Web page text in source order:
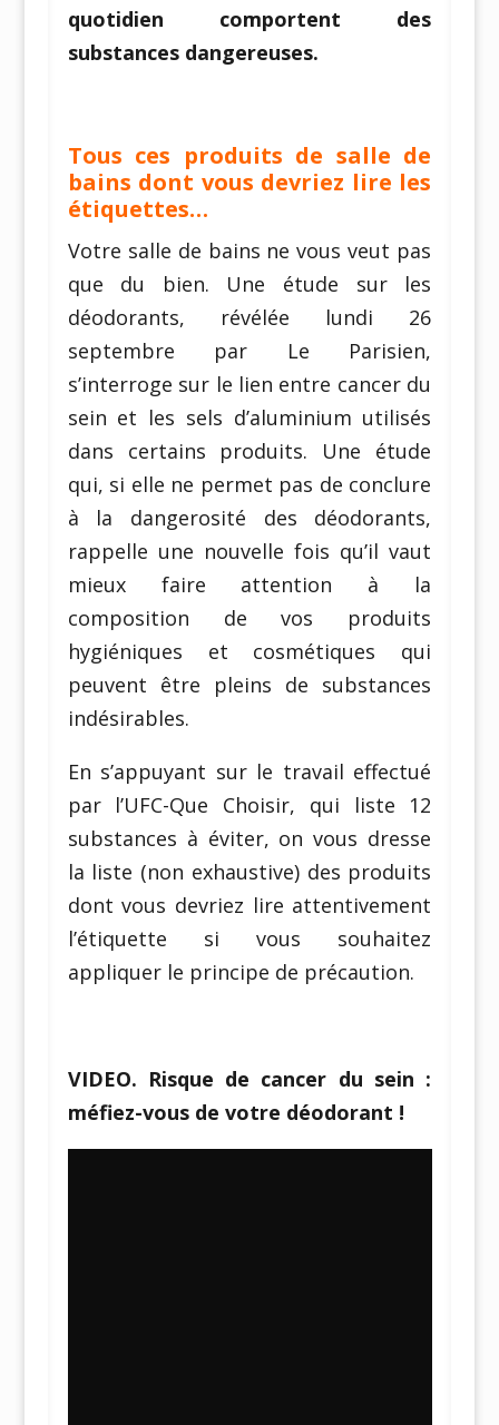
quotidien comportent des
substances dangereuses.
Tous ces produits de salle de
bains dont vous devriez lire les
étiquettes…
Votre salle de bains ne vous veut pas
que du bien. Une étude sur les
déodorants, révélée lundi 26
septembre par Le Parisien,
s’interroge sur le lien entre cancer du
sein et les sels d’aluminium utilisés
dans certains produits. Une étude
qui, si elle ne permet pas de conclure
à la dangerosité des déodorants,
rappelle une nouvelle fois qu’il vaut
mieux faire attention à la
composition de vos produits
hygiéniques et cosmétiques qui
peuvent être pleins de substances
indésirables.
En s’appuyant sur le travail effectué
par l’UFC-Que Choisir, qui liste 12
substances à éviter, on vous dresse
la liste (non exhaustive) des produits
dont vous devriez lire attentivement
l’étiquette si vous souhaitez
appliquer le principe de précaution.
VIDEO. Risque de cancer du sein :
méfiez-vous de votre déodorant !